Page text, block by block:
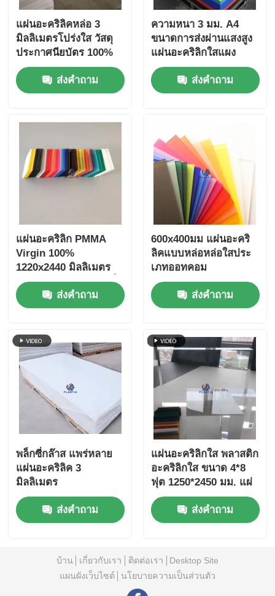
แผ่นอะคริลิคหล่อ 3
มิลลิเมตรโปร่งใส วัสดุ
ประกาศนียบัตร 100%
ส่งคำถาม
ความหนา 3 มม. A4
ขนาดการส่งผ่านแสงสูง
แผ่นอะคริลิกใสแผง
PMMA สำหรับป้ายและ
งานฝีมือ ส่งคำถาม
แผ่นอะคริลิก PMMA
Virgin 100%
1220x2440 มิลลิเมตร
สําหรับการตัดเลเซอร์ที่มี
ประสิทธิภาพสูง
ส่งคำถาม
600x400มม แผ่นอะคริ
ลิคแบบหล่อหล่อใสประ
เภทออทคอม
ส่งคำถาม
พล็กซี่กล๊าส แพร่หลาย
แผ่นอะคริลิค 3
มิลลิเมตร
ส่งคำถาม
แผ่นอะคริลิกใส พลาสติก
อะคริลิกใส ขนาด 4*8
ฟุต 1250*2450 มม. แผ่
นอะคริลิกใส
ส่งคำถาม
บ้าน เกี่ยวกับเรา ติดต่อเรา
Desktop Site
แผนผังเว็บไซต์
นโยบายความเป็นส่วนตัว